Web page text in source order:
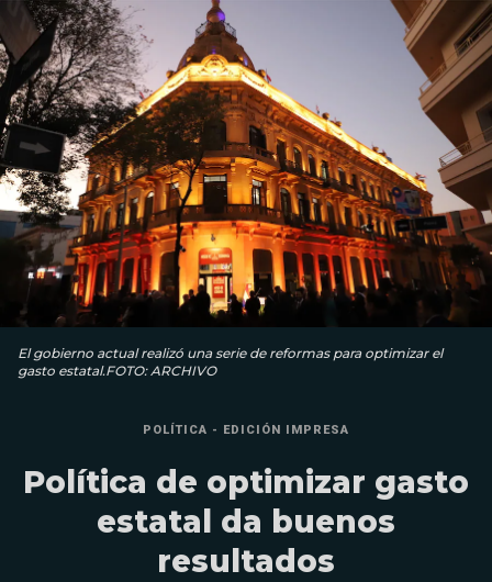
El gobierno actual realizó una serie de reformas para optimizar el
gasto estatal.FOTO: ARCHIVO
POLÍTICA - EDICIÓN IMPRESA
Política de optimizar gasto
estatal da buenos
resultados